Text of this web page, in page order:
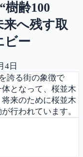
樹齢100
へ残す取
ビー
4日
誇る街の象徴で
となって、桜並木
来のために桜並木
行われています。